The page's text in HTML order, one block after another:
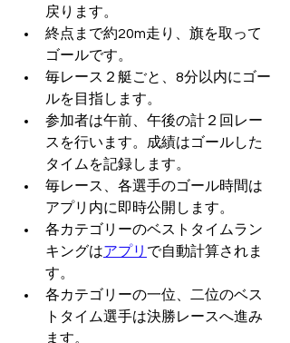
戻ります。
終点まで約20m走り、旗を取って
ゴールです。
毎レース２艇ごと、8分以内にゴー
ルを目指します。
参加者は午前、午後の計２回レー
スを行います。成績はゴールした
タイムを記録します。
毎レース、各選手のゴール時間は
アプリ内に即時公開します。
各カテゴリーのベストタイムラン
キングはアプリ で自動計算されま
す。
各カテゴリーの一位、二位のベス
トタイム選手は決勝レースへ進み
ます。